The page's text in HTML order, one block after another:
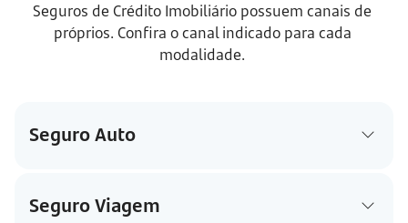
Seguros de Crédito Imobiliário possuem canais de
próprios. Confira o canal indicado para cada
modalidade.
Seguro Auto
Seguro Viagem